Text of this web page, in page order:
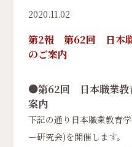
2020.11.02
第2報 第62回 日本職
のご案内
●第62回 日本職業教
案内
下記の通り日本職業教育
ー研究会)を開催します。